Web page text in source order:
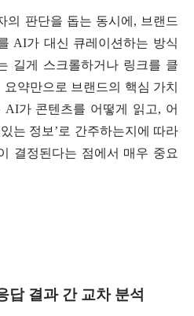
의 판단을 돕는 동시에, 브랜드
AI가 대신 큐레이션하는 방식
길게 스크롤하거나 링크를 클
약만으로 브랜드의 핵심 가치
가 콘텐츠를 어떻게 읽고, 어
는 정보’로 간주하는지에 따라
결정된다는 점에서 매우 중요
답 결과 간 교차 분석